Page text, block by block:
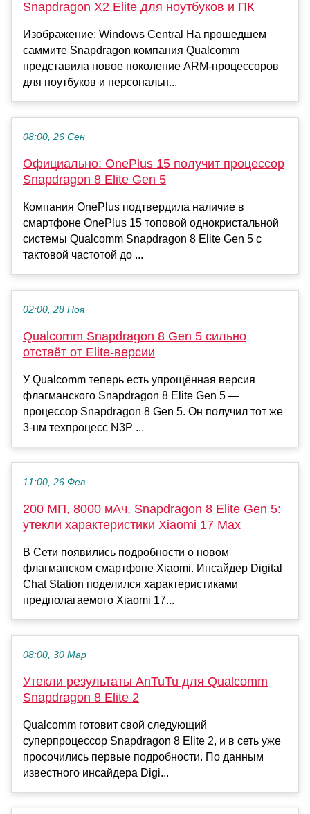
Snapdragon X2 Elite для ноутбуков и ПК
Изображение: Windows Central На прошедшем
саммите Snapdragon компания Qualcomm
представила новое поколение ARM-процессоров
для ноутбуков и персональн...
08:00, 26 Сен
Официально: OnePlus 15 получит процессор
Snapdragon 8 Elite Gen 5
Компания OnePlus подтвердила наличие в
смартфоне OnePlus 15 топовой однокристальной
системы Qualcomm Snapdragon 8 Elite Gen 5 с
тактовой частотой до ...
02:00, 28 Ноя
Qualcomm Snapdragon 8 Gen 5 сильно
отстаёт от Elite-версии
У Qualcomm теперь есть упрощённая версия
флагманского Snapdragon 8 Elite Gen 5 —
процессор Snapdragon 8 Gen 5. Он получил тот же
3-нм техпроцесс N3P ...
11:00, 26 Фев
200 МП, 8000 мАч, Snapdragon 8 Elite Gen 5:
утекли характеристики Xiaomi 17 Max
В Сети появились подробности о новом
флагманском смартфоне Xiaomi. Инсайдер Digital
Chat Station поделился характеристиками
предполагаемого Xiaomi 17...
08:00, 30 Мар
Утекли результаты AnTuTu для Qualcomm
Snapdragon 8 Elite 2
Qualcomm готовит свой следующий
суперпроцессор Snapdragon 8 Elite 2, и в сеть уже
просочились первые подробности. По данным
известного инсайдера Digi...